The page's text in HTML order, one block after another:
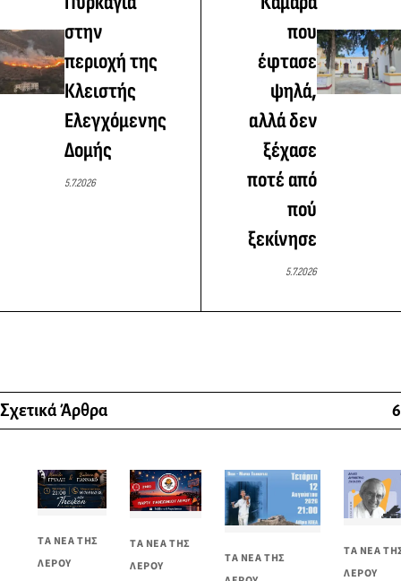
στην
περιοχή της
Κλειστής
Ελεγχόμενης
Δομής
5.7.2026
που
έφτασε
ψηλά,
αλλά δεν
ξέχασε
ποτέ από
πού
ξεκίνησε
5.7.2026
Σχετικά Άρθρα 6
ΤΑ ΝΕΑ ΤΗΣ
ΛΕΡΟΥ
ΤΑ ΝΕΑ ΤΗΣ
ΛΕΡΟΥ
ΤΑ ΝΕΑ ΤΗΣ
ΤΑ ΝΕΑ
ΛΕΡΟΥ